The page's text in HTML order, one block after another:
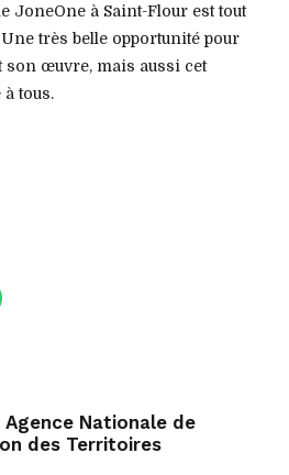
JoneOne à Saint-Flour est tout
très belle opportunité pour
son œuvre, mais aussi cet
tous.
Agence Nationale de
des Territoires